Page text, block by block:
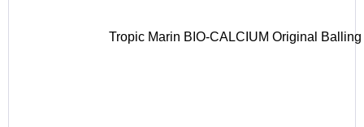
Tropic Marin BIO-CALCIUM Original